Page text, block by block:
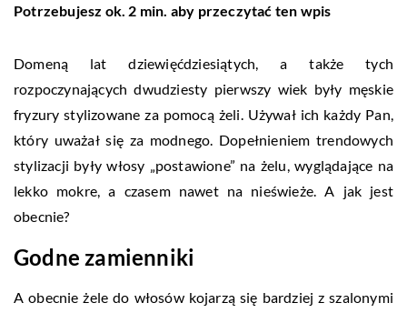
Potrzebujesz ok. 2 min. aby przeczytać ten wpis
Domeną lat dziewięćdziesiątych, a także tych
rozpoczynających dwudziesty pierwszy wiek były męskie
fryzury stylizowane za pomocą żeli. Używał ich każdy Pan,
który uważał się za modnego. Dopełnieniem trendowych
stylizacji były włosy „postawione” na żelu, wyglądające na
lekko mokre, a czasem nawet na nieświeże. A jak jest
obecnie?
Godne zamienniki
A obecnie żele do włosów kojarzą się bardziej z szalonymi